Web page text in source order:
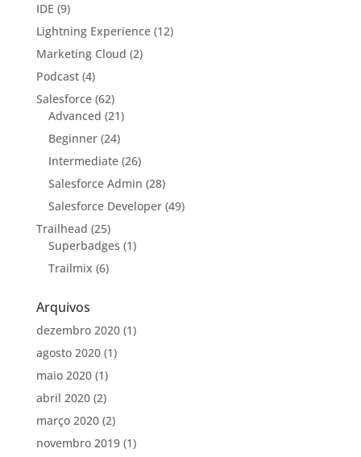
IDE (9)
Lightning Experience(12)
Marketing Cloud (2)
Podcast(4)
Salesforce(62)
Advanced (21)
Beginner(24)
Intermediate(26)
Salesforce Admin (28)
Salesforce Developer(49)
Trailhead (25)
Superbadges (1)
Trailmix (6)
Arquivos
dezembro 2020(1)
agosto 2020(1)
maio 2020(1)
abril 2020(2)
março 2020(2)
novembro 2019(1)